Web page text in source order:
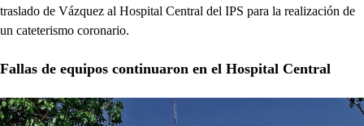
traslado de Vázquez al Hospital Central del IPS para la realización de
un cateterismo coronario.
Fallas de equipos continuaron en el Hospital Central